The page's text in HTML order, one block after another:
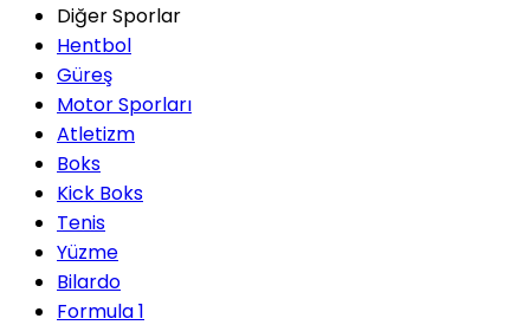
Diğer Sporlar
Hentbol
Güreş
Motor Sporları
Atletizm
Boks
Kick Boks
Tenis
Yüzme
Bilardo
Formula 1